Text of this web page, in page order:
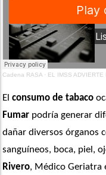
Cadena RASA · EL IMSS ADVIERTE
El consumo de tabaco
Fumar podría generar
dañar diversos órganos
sanguíneos, boca, piel,
Rivero, Médico Geriatra